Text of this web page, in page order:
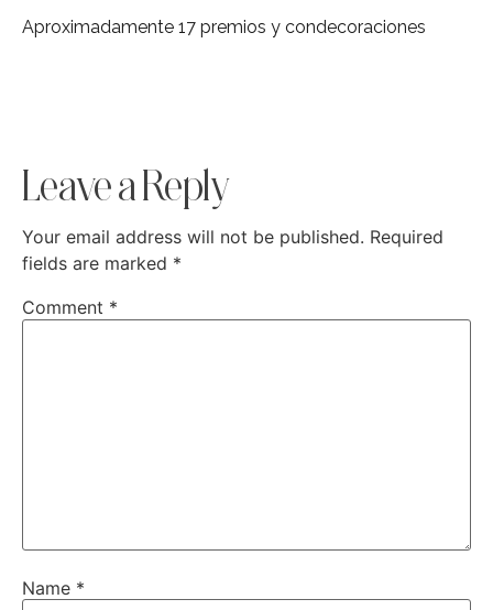
Aproximadamente 17 premios y condecoraciones
Leave a Reply
Your email address will not be published. Required
fields are marked *
Comment *
Name *